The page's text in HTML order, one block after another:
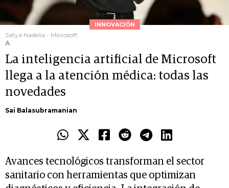
INNOVACIÓN
Satya Nadella - Microsoft
A
La inteligencia artificial de Microsoft
llega a la atención médica: todas las
novedades
Sai Balasubramanian
Avances tecnológicos transforman el sector
sanitario con herramientas que optimizan